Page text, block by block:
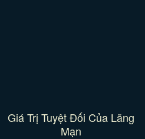
Giá Trị Tuyệt Đối Của Lãng
Mạn